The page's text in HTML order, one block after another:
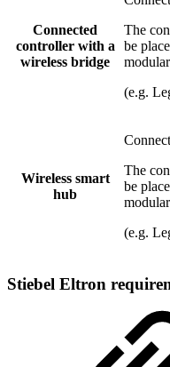
Connected
controller with a
wireless bridge
The
be
(e.g.
Wireless smart
hub
The
be
(e.g.
Stiebel Eltron